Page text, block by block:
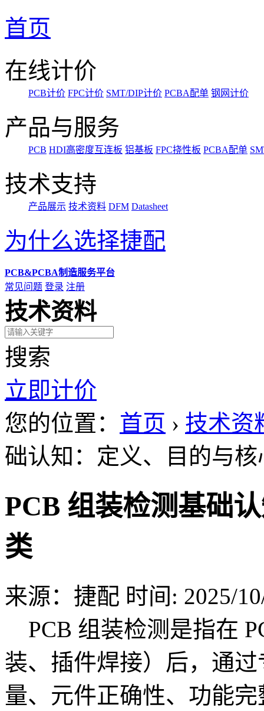
首页
在线计价
PCB计价 FPC计价 SMT/DIP计价 PCBA配单 钢网计价
产品与服务
PCB HDI高密度互连板 铝基板 FPC挠性板 PCBA配单
技术支持
产品展示 技术资料 DFM Datasheet
为什么选择捷配
PCB&PCBA制造服务平台
常见问题 登录 注册
技术资料
搜索
立即计价
您的位置： 首页 › 技术资
础认知：定义、目的与核
PCB 组装检测基础
类
来源：捷配 时间: 2025/
PCB 组装检测是指在
装、插件焊接）后，通
量、元件正确性、功能